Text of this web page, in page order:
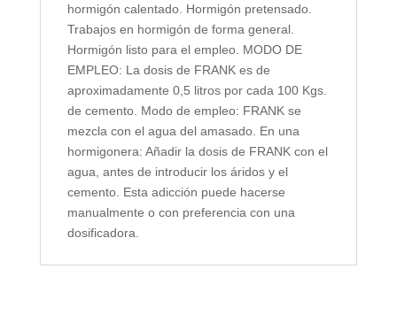
hormigón calentado. Hormigón pretensado.
Trabajos en hormigón de forma general.
Hormigón listo para el empleo. MODO DE
EMPLEO: La dosis de FRANK es de
aproximadamente 0,5 litros por cada 100 Kgs.
de cemento. Modo de empleo: FRANK se
mezcla con el agua del amasado. En una
hormigonera: Añadir la dosis de FRANK con el
agua, antes de introducir los áridos y el
cemento. Esta adicción puede hacerse
manualmente o con preferencia con una
dosificadora.